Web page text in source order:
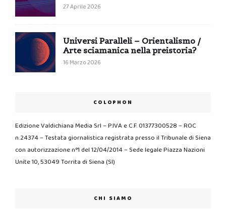
27 Aprile 2026
Universi Paralleli – Orientalismo /
Arte sciamanica nella preistoria?
16 Marzo 2026
COLOPHON
Edizione Valdichiana Media Srl – P.IVA e C.F. 01377300528 – ROC
n.24374 – Testata giornalistica registrata presso il Tribunale di Siena
con autorizzazione n°1 del 12/04/2014 – Sede legale Piazza Nazioni
Unite 10, 53049 Torrita di Siena (SI)
CHI SIAMO